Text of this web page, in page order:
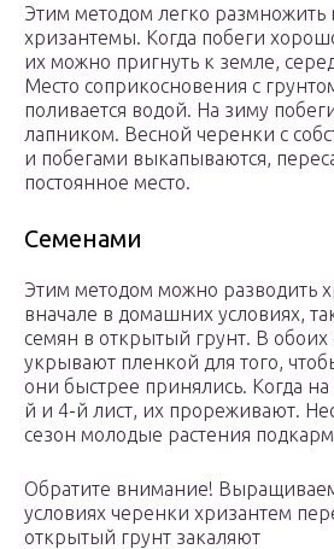
Этим методом легко размножить
хризантемы. Когда побеги
их можно пригнуть к земле,
Место соприкосновения с
поливается водой. На зиму
лапником. Весной черенки с
и побегами выкапываются,
постоянное место.
Семенами
Этим методом можно разводить
вначале в домашних условиях,
семян в открытый грунт. В обоих
укрывают пленкой для того,
они быстрее принялись. Когда на
й и 4-й лист, их прореживают.
сезон молодые растения
Обратите внимание!
условиях черенки хризантем
открытый грунт закаляют